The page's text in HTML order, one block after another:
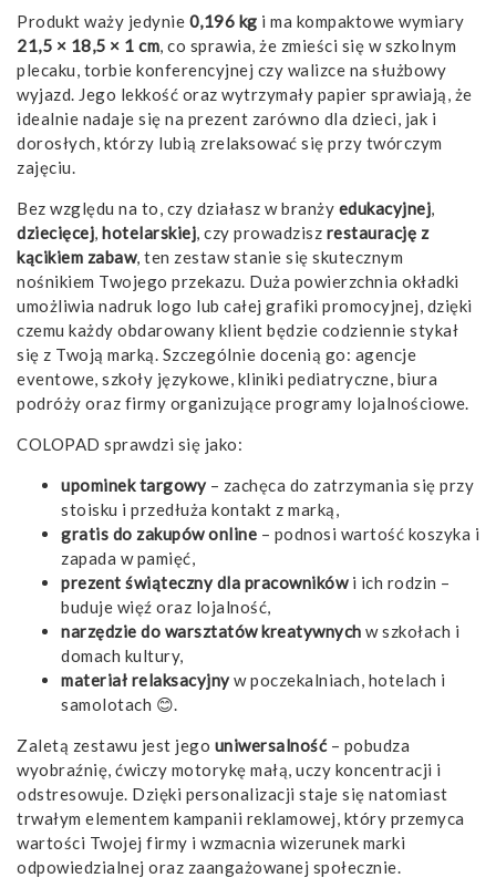
Produkt waży jedynie 0,196 kg i ma kompaktowe wymiary
21,5 × 18,5 × 1 cm, co sprawia, że zmieści się w szkolnym
plecaku, torbie konferencyjnej czy walizce na służbowy
wyjazd. Jego lekkość oraz wytrzymały papier sprawiają, że
idealnie nadaje się na prezent zarówno dla dzieci, jak i
dorosłych, którzy lubią zrelaksować się przy twórczym
zajęciu.
Bez względu na to, czy działasz w branży edukacyjnej,
dziecięcej, hotelarskiej, czy prowadzisz restaurację z
kącikiem zabaw, ten zestaw stanie się skutecznym
nośnikiem Twojego przekazu. Duża powierzchnia okładki
umożliwia nadruk logo lub całej grafiki promocyjnej, dzięki
czemu każdy obdarowany klient będzie codziennie stykał
się z Twoją marką. Szczególnie docenią go: agencje
eventowe, szkoły językowe, kliniki pediatryczne, biura
podróży oraz firmy organizujące programy lojalnościowe.
COLOPAD sprawdzi się jako:
upominek targowy– zachęca do zatrzymania się przy
stoisku i przedłuża kontakt z marką,
gratis do zakupów online – podnosi wartość koszyka i
zapada w pamięć,
prezent świąteczny dla pracownikówi ich rodzin –
buduje więź oraz lojalność,
narzędzie do warsztatów kreatywnych w szkołach i
domach kultury,
materiał relaksacyjnyw poczekalniach, hotelach i
samolotach 😊.
Zaletą zestawu jest jego uniwersalność– pobudza
wyobraźnię, ćwiczy motorykę małą, uczy koncentracji i
odstresowuje. Dzięki personalizacji staje się natomiast
trwałym elementem kampanii reklamowej, który przemyca
wartości Twojej firmy i wzmacnia wizerunek marki
odpowiedzialnej oraz zaangażowanej społecznie.